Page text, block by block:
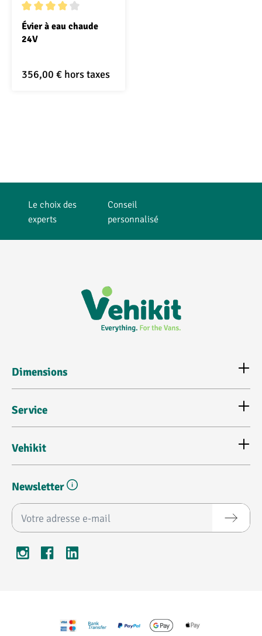
Note moyenne de 4 sur 5 étoiles
Évier à eau chaude
24V
356,00 € hors taxes
Le choix des
experts
Conseil
personnalisé
Dimensions
Service
Vehikit
Newsletter
Adresse e-mail*